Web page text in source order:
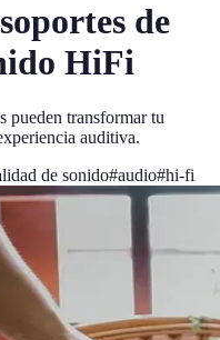
de
HiFi
pueden transformar tu
auditiva.
de sonido#audio#hi-fi